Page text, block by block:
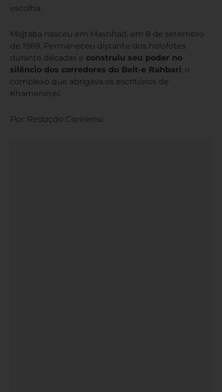
escolha.
Mojtaba nasceu em Mashhad, em 8 de setembro
de 1969. Permaneceu distante dos holofotes
durante décadas e construiu seu poder no
silêncio dos corredores do Beit-e Rahbari , o
complexo que abrigava os escritórios de
Khamenei.ei.
Por: Redação Caririensi